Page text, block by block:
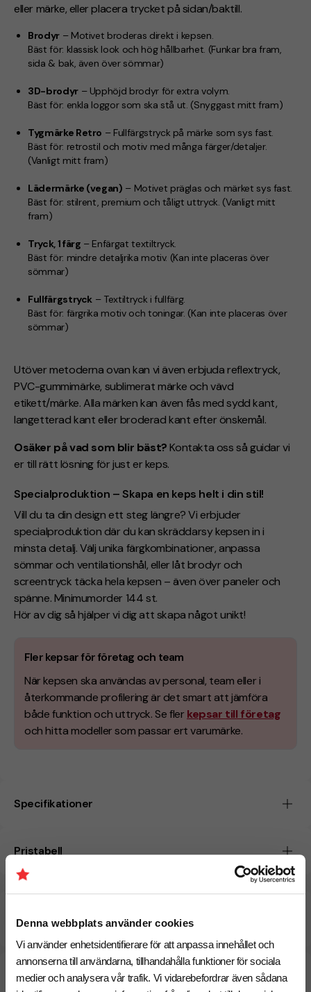
Denna webbplats använder cookies
Vi använder enhetsidentifierare för att anpassa innehållet och
annonserna till användarna, tillhandahålla funktioner för sociala
medier och analysera vår trafik. Vi vidarebefordrar även sådana
eller märke, eller placera trycket på sidan/baktill.
Brodyr– Motivet broderas direkt i kepsen.
Bäst för: klassisk look och hög hållbarhet. (Funkar bra fram,
sida & bak, även över sömmar)
3D-brodyr– Upphöjd brodyr för extra volym.
Bäst för: enkla loggor som ska stå ut. (Snyggast mitt fram)
Tygmärke Retro – Fullfärgstryck på märke som sys fast.
Bäst för: retrostil och motiv med många färger/detaljer.
(Vanligt mitt fram)
Lädermärke (vegan) – Motivet präglas och märket sys fast.
Bäst för: stilrent, premium och tåligt uttryck. (Vanligt mitt
fram)
Tryck, 1 färg – Enfärgat textiltryck.
Bäst för: mindre detaljrika motiv. (Kan inte placeras över
sömmar)
Fullfärgstryck – Textiltryck i fullfärg.
Bäst för: färgrika motiv och toningar. (Kan inte placeras över
sömmar)
Utöver metoderna ovan kan vi även erbjuda reflextryck,
PVC-gummimärke, sublimerat märke och vävd
etikett/märke. Alla märken kan även fås med sydd kant,
langetterad kant eller broderad kant efter önskemål.
Osäker på vad som blir bäst?Kontakta oss så guidar vi
er till rätt lösning för just er keps.
Specialproduktion – Skapa en keps helt i din stil!
Vill du ta din design ett steg längre? Vi erbjuder
specialproduktion där du kan skräddarsy kepsen in i
minsta detalj. Välj unika färgkombinationer, anpassa
sömmar och ventilationshål, eller låt brodyr och
screentryck täcka hela kepsen – även över paneler och
spänne. Minimumorder 144 st.
Hör av dig så hjälper vi dig att skapa något unikt!
Fler kepsar för företag och team
När kepsen ska användas av personal, team eller i
återkommande profilering är det smart att jämföra
både funktion och uttryck. Se fler kepsar till företag
och hitta modeller som passar ert varumärke.
Specifikationer
Pristabell
September
arbetsdagar